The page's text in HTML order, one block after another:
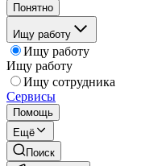
Понятно
Ищу работу
Ищу работу
Ищу работу
Ищу сотрудника
Сервисы
Помощь
Ещё
Поиск